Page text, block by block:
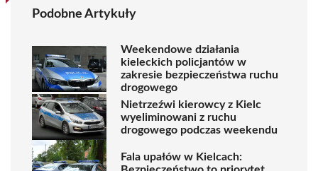
Podobne Artykuły
Weekendowe działania
kieleckich policjantów w
zakresie bezpieczeństwa ruchu
drogowego
Nietrzeźwi kierowcy z Kielc
wyeliminowani z ruchu
drogowego podczas weekendu
Fala upałów w Kielcach: